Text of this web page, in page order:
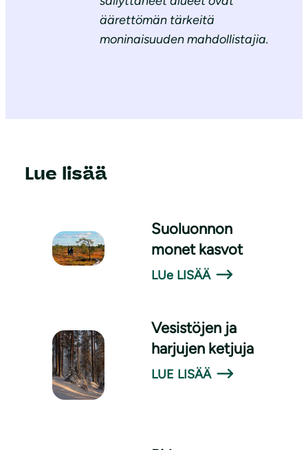
äärettömän tärkeitä
moninaisuuden mahdollistajia.
Lue lisää
Suoluonnon
monet kasvot
LUe LISÄÄ
Vesistöjen ja
harjujen ketjuja
LUE LISÄÄ